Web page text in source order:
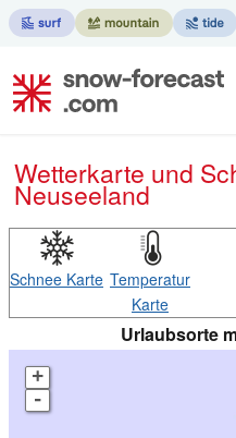
Wetterkarte und Schneebedingungen für
Neuseeland
Schnee Karte Temperatur
Karte
Urlaubsorte
+
-